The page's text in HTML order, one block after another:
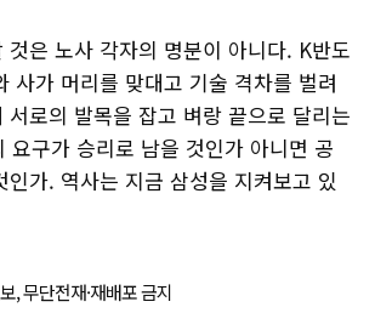
것은 노사 각자의 명분이 아니다. K반도
사가 머리를 맞대고 기술 격차를 벌려
서로의 발목을 잡고 벼랑 끝으로 달리는
요구가 승리로 남을 것인가 아니면 공
인가. 역사는 지금 삼성을 지켜보고 있
무단전재·재배포 금지